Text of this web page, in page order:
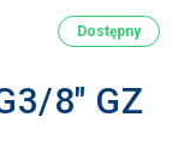
Dostępny
8" GZ